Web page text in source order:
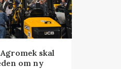
skal
om ny